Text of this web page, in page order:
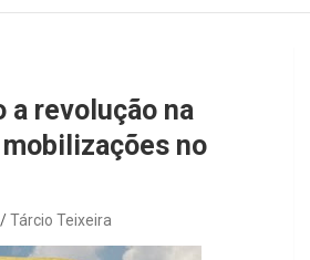
a revolução na
no
Tárcio Teixeira